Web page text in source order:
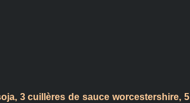
3 cuillères de sauce worcestershire, 5